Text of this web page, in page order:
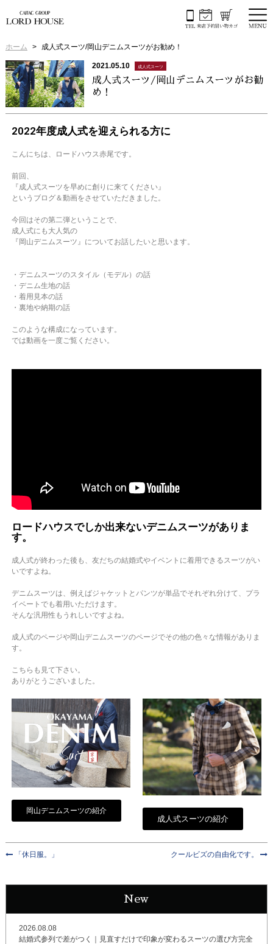
ホーム 成人式スーツ/岡山デニムスーツがお勧め！
2021.05.10 成人式スーツ
成人式スーツ/岡山デニムスーツがお勧
め！
2022年度成人式を迎えられる方に
こんにちは、ロードハウス赤尾です。
前回、
『成人式スーツを早めに創りに来てください』
というブログ＆動画をさせていただきました。
今回はその第二弾ということで、
成人式にも大人気の
『岡山デニムスーツ』についてお話したいと思います。
・デニムスーツのスタイル（モデル）の話
・デニム生地の話
・着用見本の話
・裏地や納期の話
このような構成になっています。
では動画を一度ご覧ください。
ロードハウスでしか出来ないデニムスーツがありま
す。
成人式が終わった後も、友だちの結婚式やイベントに着用できるスーツがい
いですよね。
デニムスーツは、例えばジャケットとパンツが単品でそれぞれ分けて、プラ
イベートでも着用いただけます。
そんな汎用性もうれしいですよね。
成人式のページや岡山デニムスーツのページでその他の色々な情報がありま
す。
こちらも見て下さい。
ありがとうございました。
岡山デニムスーツの紹介
成人式スーツの紹介
「休日服。」 クールビズの自由化です。
New
2026.08.08
結婚式参列で差がつく｜見直すだけで印象が変わるスーツの選び方完全